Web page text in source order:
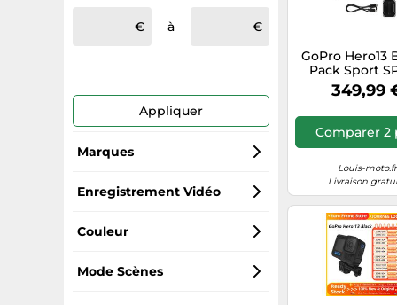
à
Appliquer
Marques
Insta360
DJI
GoPro
Enregistrement Vidéo
HD
4K
Couleur
Noir
Mode Scènes
GoPro Hero13
Pack Sport
BUNDLE
349,99
Comparer 2
Louis-moto.fr
Livraison